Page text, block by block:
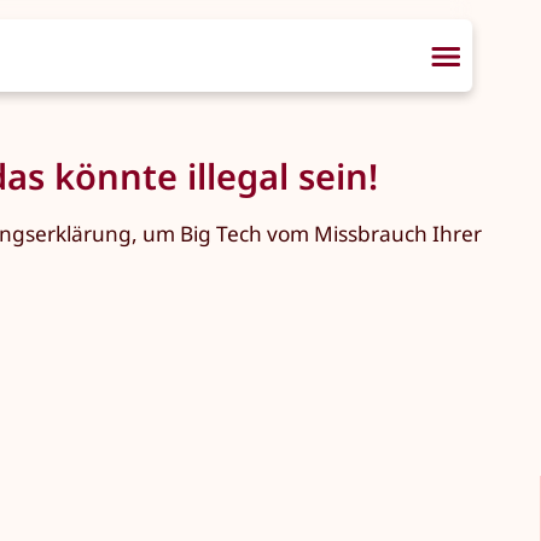
könnte illegal sein!
um Big Tech vom Missbrauch Ihrer